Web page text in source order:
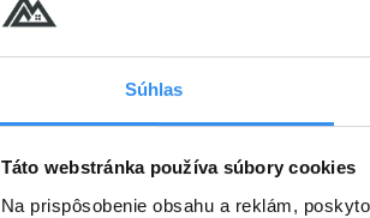
Súhlas
Táto webstránka používa súbory cookies
Na prispôsobenie obsahu a reklám,